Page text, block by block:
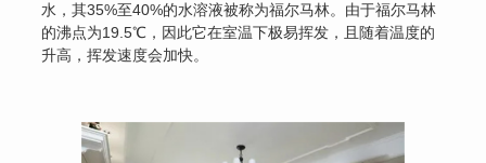
水，其35%至40%的水溶液被称为福尔马林。由于福尔马林
的沸点为19.5℃，因此它在室温下极易挥发，且随着温度的
升高，挥发速度会加快。